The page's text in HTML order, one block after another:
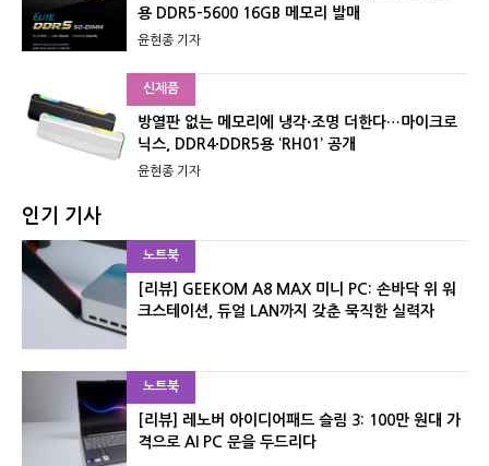
용 DDR5-5600 16GB 메모리 발매
윤현종 기자
신제품
방열판 없는 메모리에 냉각·조명 더한다…마이크로
닉스, DDR4·DDR5용 ‘RH01’ 공개
윤현종 기자
인기 기사
노트북
[리뷰] GEEKOM A8 MAX 미니 PC: 손바닥 위 워
크스테이션, 듀얼 LAN까지 갖춘 묵직한 실력자
노트북
[리뷰] 레노버 아이디어패드 슬림 3: 100만 원대 가
격으로 AI PC 문을 두드리다